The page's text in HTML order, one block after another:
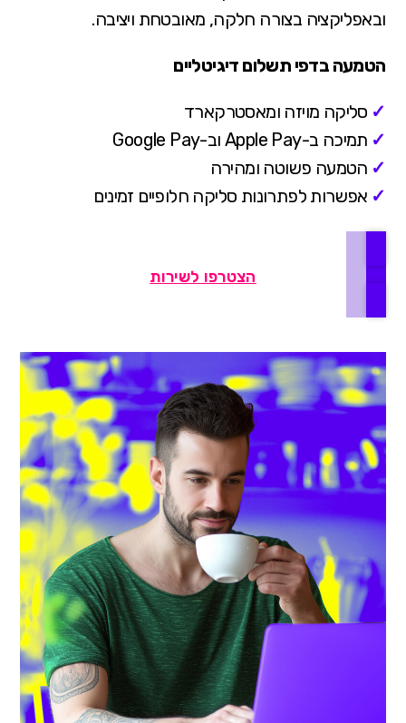
ובאפליקציה בצורה חלקה, מאובטחת ויציבה.
הטמעה בדפי תשלום דיגיטליים
✓ סליקה מויזה ומאסטרקארד
✓ תמיכה ב-Apple Pay וב-Google Pay
✓ הטמעה פשוטה ומהירה
✓ אפשרות לפתרונות סליקה חלופיים זמינים
הצטרפו לשירות